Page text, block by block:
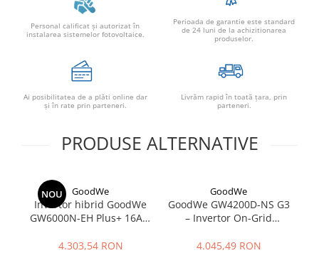
Convertor DC-DC
Dongle
Monitorizare
Mufe si conectori
Smart Meter
Cabluri
Accesorii cabluri
Alte accesorii
Folie avertizoare
Personal calificat şi autorizat în
instalarea sistemelor fotovoltaice.
Perioada de garantie este standard
de 24 luni de la achizitionarea
produselor.
Ai posibilitatea de a plăti online dar
şi în rate prin parteneri.
Livrăm rapid în toată țara, prin
parteneri.
PRODUSE ALTERNATIVE
NOU GoodWe
Invertor hibrid GoodWe
GW6000N-EH Plus+ 16A 6
IP65
4.303,54 RON
GoodWe
GoodWe GW4200D-NS G3
– Invertor On-Grid
Eficiență 97.8%
4.045,49 RON